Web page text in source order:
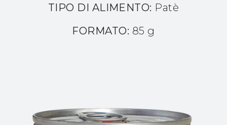
TIPO DI ALIMENTO: Patè
FORMATO: 85 g